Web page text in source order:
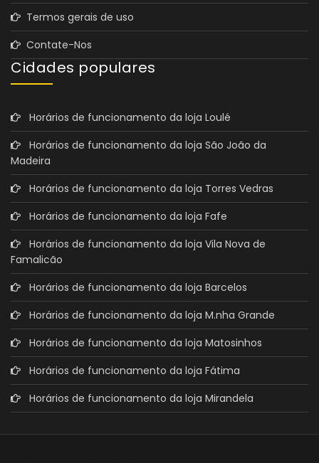
Termos gerais de uso
Contate-Nos
Cidades populares
Horários de funcionamento da loja Loulé
Horários de funcionamento da loja São João da
Madeira
Horários de funcionamento da loja Torres Vedras
Horários de funcionamento da loja Fafe
Horários de funcionamento da loja Vila Nova de
Famalicão
Horários de funcionamento da loja Barcelos
Horários de funcionamento da loja M.nha Grande
Horários de funcionamento da loja Matosinhos
Horários de funcionamento da loja Fátima
Horários de funcionamento da loja Mirandela